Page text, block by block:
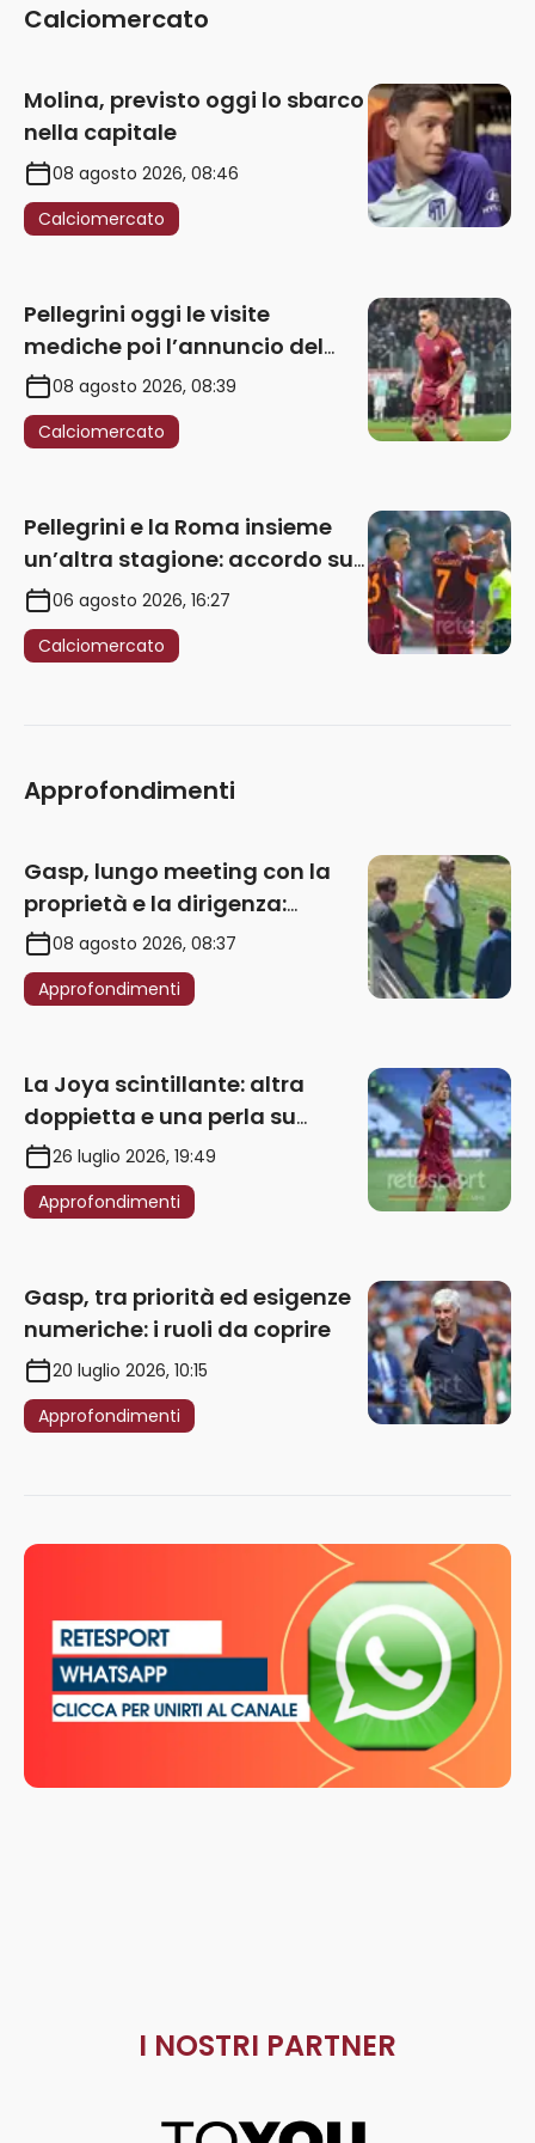
Calciomercato
Molina, previsto oggi lo sbarco
nella capitale
08 agosto 2026, 08:46
Calciomercato
Pellegrini oggi le visite
mediche poi l’annuncio del
rinnovo
08 agosto 2026, 08:39
Calciomercato
Pellegrini e la Roma insieme
un’altra stagione: accordo sul
rinnovo annuale
06 agosto 2026, 16:27
Calciomercato
Approfondimenti
Gasp, lungo meeting con la
proprietà e la dirigenza:
obbligatorio l’acquisto di
un’ala sinistra
08 agosto 2026, 08:37
Approfondimenti
La Joya scintillante: altra
doppietta e una perla su
punizione – VIDEO
26 luglio 2026, 19:49
Approfondimenti
Gasp, tra priorità ed esigenze
numeriche: i ruoli da coprire
20 luglio 2026, 10:15
Approfondimenti
I NOSTRI PARTNER